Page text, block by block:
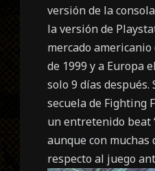
versión de la
la versión de
mercado
de 1999 y a Europa
solo 9 días después.
secuela de Fighting
un entretenido beat
aunque con muchas
respecto al juego